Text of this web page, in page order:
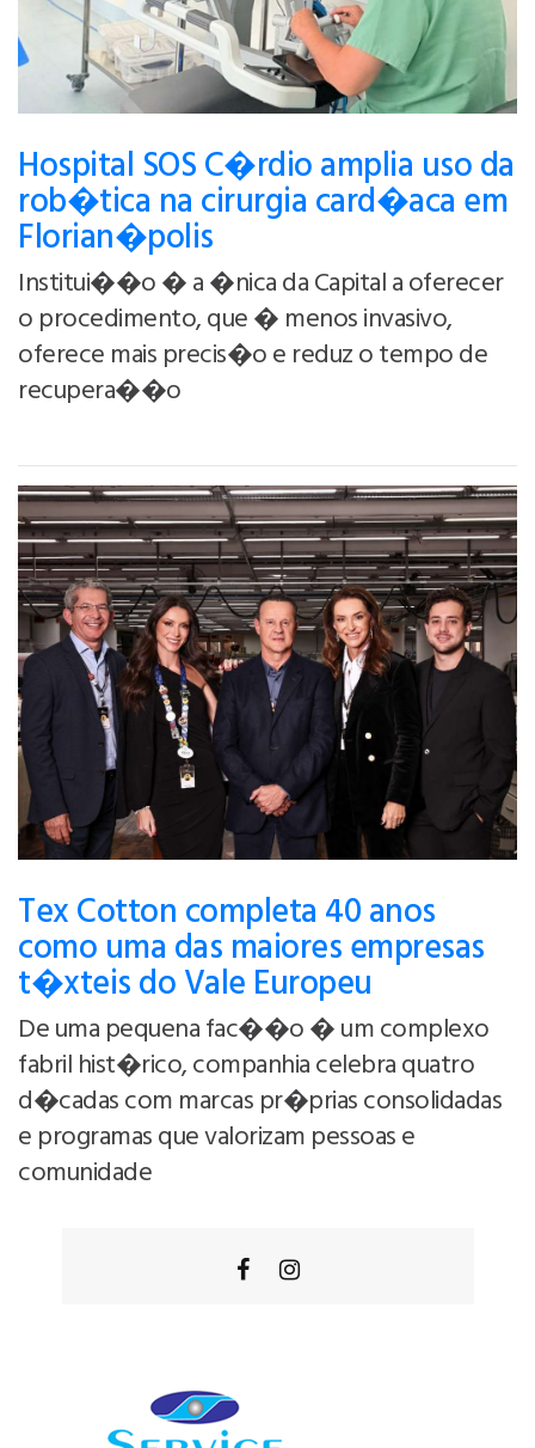
Hospital SOS C�rdio amplia uso da
rob�tica na cirurgia card�aca em
Florian�polis
Institui��o � a �nica da Capital a oferecer
o procedimento, que � menos invasivo,
oferece mais precis�o e reduz o tempo de
recupera��o
Tex Cotton completa 40 anos
como uma das maiores empresas
t�xteis do Vale Europeu
De uma pequena fac��o � um complexo
fabril hist�rico, companhia celebra quatro
d�cadas com marcas pr�prias consolidadas
e programas que valorizam pessoas e
comunidade